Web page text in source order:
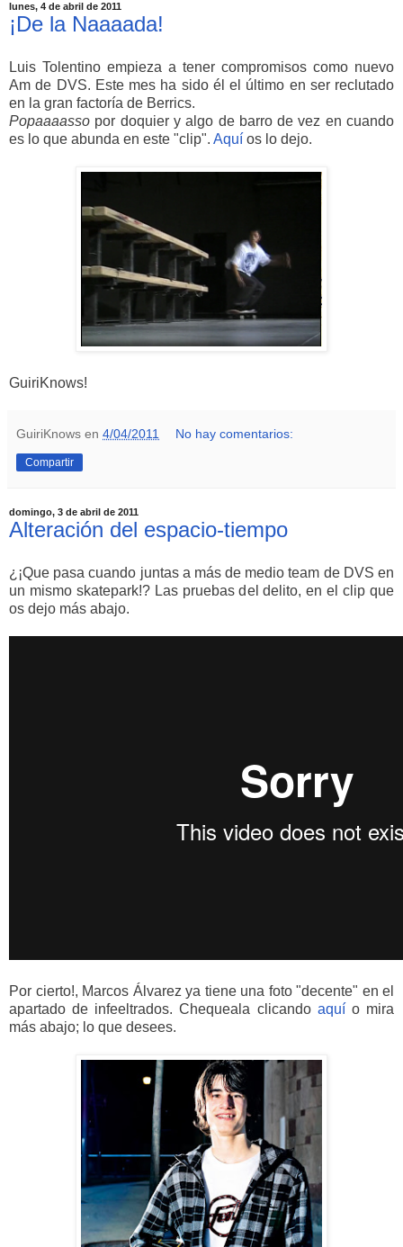
lunes, 4 de abril de 2011
¡De la Naaaada!
Luis Tolentino empieza a tener compromisos como nuevo
Am de DVS. Este mes ha sido él el último en ser reclutado
en la gran factoría de Berrics.
Popaaaasso por doquier y algo de barro de vez en cuando
es lo que abunda en este "clip". Aquí os lo dejo.
GuiriKnows!
GuiriKnows en 4/04/2011 No hay comentarios:
Compartir
domingo, 3 de abril de 2011
Alteración del espacio-tiempo
¿¡Que pasa cuando juntas a más de medio team de DVS en
un mismo skatepark!? Las pruebas del delito, en el clip que
os dejo más abajo.
Por cierto!, Marcos Álvarez ya tiene una foto "decente" en el
apartado de infeeltrados. Chequeala clicando aquí o mira
más abajo; lo que desees.